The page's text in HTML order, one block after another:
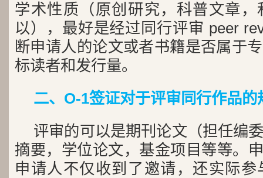
学术性质（原创研究，科普文章
以），最好是经过同行评审 peer
断申请人的论文或者书籍是否属于
标读者和发行量。
二、O-1签证对于评审同行作品的
评审的可以是期刊论文（担任编
摘要，学位论文，基金项目等等。
申请人不仅收到了邀请，还实际